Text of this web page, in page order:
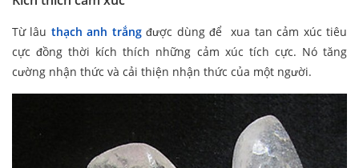
Từ lâu thạch anh trắngđược dùng để xua tan cảm xúc tiêu
cực đồng thời kích thích những cảm xúc tích cực. Nó tăng
cường nhận thức và cải thiện nhận thức của một người.